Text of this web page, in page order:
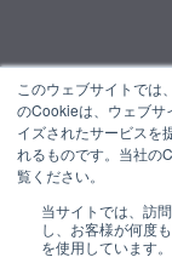
このウェブサイトでは
のCookieは、ウェブサ
イズされたサービスを
れるものです。当社の
覧ください。
当サイトでは、訪
し、お客様が何度
を使用しています。